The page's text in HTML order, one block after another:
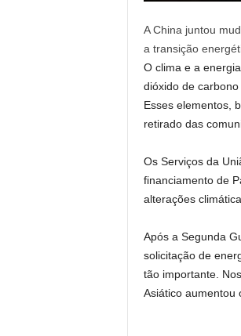
A China juntou
a transição
O clima e a
dióxido de
Esses elementos,
retirado das
Os Serviços da
financiamento de
alterações
Após a Segunda
solicitação de
tão importante.
Asiático aumentou